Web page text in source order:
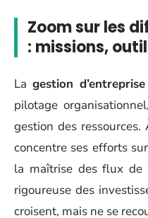
Zoom sur les
: missions,
La gestion d’entreprise
pilotage
gestion des ressources.
concentre ses efforts
la maîtrise des flux de
rigoureuse des
croisent, mais ne se